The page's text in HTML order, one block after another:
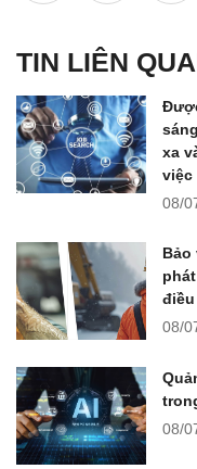
TIN LIÊN
xa
việc
08/
Bảo
08/
08/